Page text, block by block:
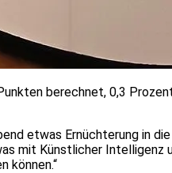
berechnet, 0,3
etwas Ernüchterung in
mit Künstlicher Intelligenz
können.“